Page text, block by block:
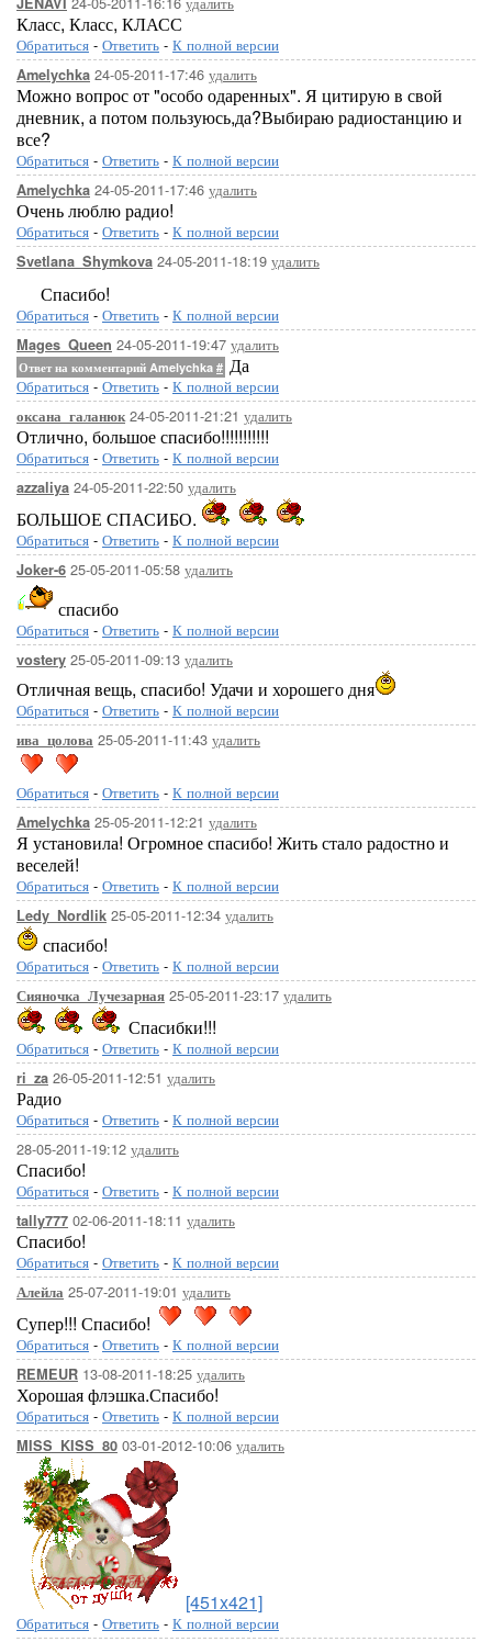
Класс, Класс, КЛАСС
Обратиться - Ответить - К полной версии
Amelychka 24-05-2011-17:46 удалить
Можно вопрос от "особо одаренных". Я цитирую в свой
дневник, а потом пользуюсь,да?Выбираю радиостанцию и
все?
Обратиться - Ответить - К полной версии
Amelychka 24-05-2011-17:46 удалить
Очень люблю радио!
Обратиться - Ответить - К полной версии
Svetlana_Shymkova 24-05-2011-18:19 удалить
Спасибо!
Обратиться - Ответить - К полной версии
Mages_Queen 24-05-2011-19:47 удалить
Ответ на комментарий Amelychka # Да
Обратиться - Ответить - К полной версии
оксана_галанюк24-05-2011-21:21 удалить
Отлично, большое спасибо!!!!!!!!!!!
Обратиться - Ответить - К полной версии
azzaliya 24-05-2011-22:50 удалить
БОЛЬШОЕ СПАСИБО.
Обратиться - Ответить - К полной версии
Joker-6 25-05-2011-05:58 удалить
спасибо
Обратиться - Ответить - К полной версии
vostery 25-05-2011-09:13 удалить
Отличная вещь, спасибо! Удачи и хорошего дня
Обратиться - Ответить - К полной версии
ива_цолова 25-05-2011-11:43 удалить
Обратиться - Ответить - К полной версии
Amelychka 25-05-2011-12:21 удалить
Я установила! Огромное спасибо! Жить стало радостно и
веселей!
Обратиться - Ответить - К полной версии
Ledy_Nordlik 25-05-2011-12:34 удалить
спасибо!
Обратиться - Ответить - К полной версии
Сияночка_Лучезарная 25-05-2011-23:17 удалить
Спасибки!!!
Обратиться - Ответить - К полной версии
ri_za 26-05-2011-12:51 удалить
Радио
Обратиться - Ответить - К полной версии
28-05-2011-19:12 удалить
Спасибо!
Обратиться - Ответить - К полной версии
tally777 02-06-2011-18:11 удалить
Спасибо!
Обратиться - Ответить - К полной версии
Алейла 25-07-2011-19:01 удалить
Супер!!! Спасибо!
Обратиться - Ответить - К полной версии
REMEUR 13-08-2011-18:25 удалить
Хорошая флэшка.Спасибо!
Обратиться - Ответить - К полной версии
MISS_KISS_80 03-01-2012-10:06 удалить
[451x421]
Обратиться - Ответить - К полной версии